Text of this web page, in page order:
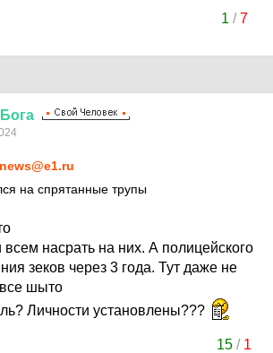
1 /7
Бога
news@e1.ru
на спрятанные трупы
насрать на них. А полицейского
зеков через 3 года. Тут даже не
шыто
Личности установлены???
15 / 1